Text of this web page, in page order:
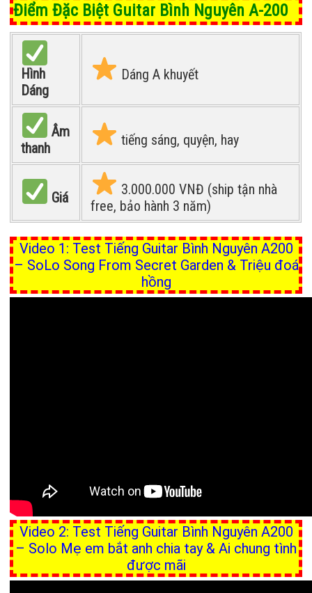
Điểm Đặc Biệt Guitar Bình Nguyên A-200
Hình
Dáng
Dáng A khuyết
Âm
thanh
tiếng sáng, quyện, hay
Giá
3.000.000 VNĐ (ship tận nhà
free, bảo hành 3 năm)
Video 1: Test Tiếng Guitar Bình Nguyên A200
– SoLo Song From Secret Garden & Triệu đoá
hồng
Video 2: Test Tiếng Guitar Bình Nguyên A200
– Solo Mẹ em bắt anh chia tay & Ai chung tình
được mãi